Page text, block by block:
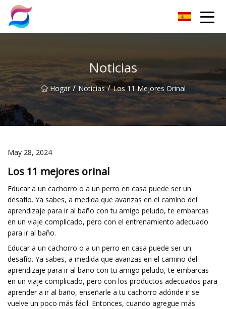
Grupo Co., Ltd de arena para gatos de Nanchang
Noticias
Hogar / Noticias / Los 11 Mejores Orinal
May 28, 2024
Los 11 mejores orinal
Educar a un cachorro o a un perro en casa puede ser un
desafío. Ya sabes, a medida que avanzas en el camino del
aprendizaje para ir al baño con tu amigo peludo, te embarcas
en un viaje complicado, pero con el entrenamiento adecuado
para ir al baño.
Educar a un cachorro o a un perro en casa puede ser un
desafío. Ya sabes, a medida que avanzas en el camino del
aprendizaje para ir al baño con tu amigo peludo, te embarcas
en un viaje complicado, pero con los productos adecuados para
aprender a ir al baño, enseñarle a tu cachorro adónde ir se
vuelve un poco más fácil. Entonces, cuando agregue más